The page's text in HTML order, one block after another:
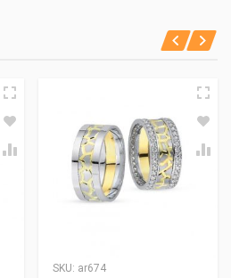
SKU: ar674